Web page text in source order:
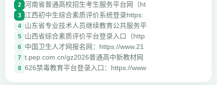
2 河南省普通高校招生考生服务平台网（ht
3 江西初中生综合素质评价系统登录https:
4 山东省专业技术人员继续教育公共服务平
5 山西省综合素质评价平台登录入口（http
6 中国卫生人才网报名网：https://www.21
7 t.pep.com.cn/gz2026普通高中新教材网
8 626禁毒教育平台登录入口：https://www